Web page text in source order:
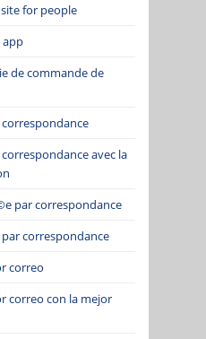
for people
app
de commande de
avec la
par correspondance
correspondance
correo
correo con la mejor